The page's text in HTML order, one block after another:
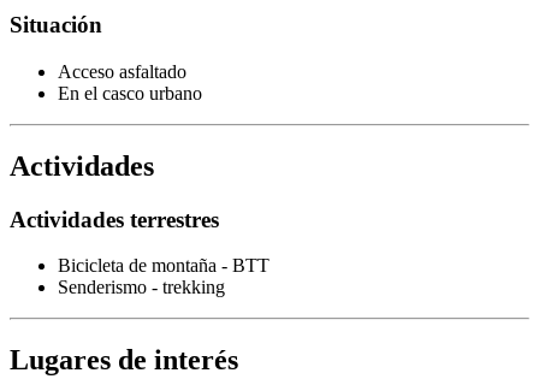
Situación
Acceso asfaltado
En el casco urbano
Actividades
Actividades terrestres
Bicicleta de montaña - BTT
Senderismo - trekking
Lugares de interés